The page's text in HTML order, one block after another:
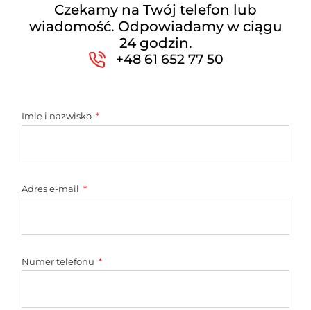
Czekamy na Twój telefon lub
wiadomość. Odpowiadamy w ciągu
24 godzin.
+48 61 652 77 50
Imię i nazwisko
Adres e-mail
Numer telefonu